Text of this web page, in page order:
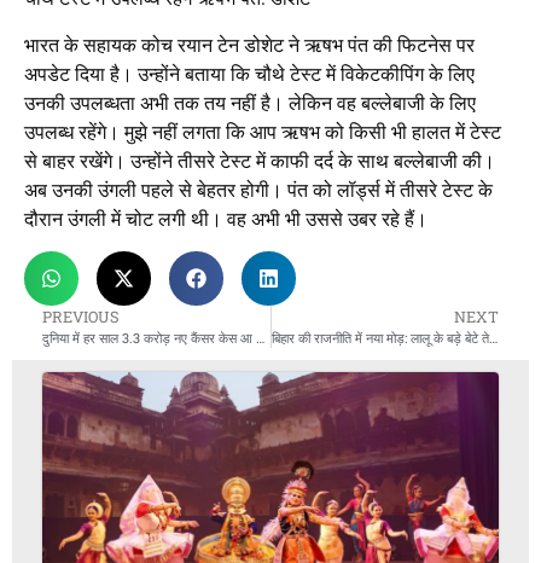
भारत के सहायक कोच रयान टेन डोशेट ने ऋषभ पंत की फिटनेस पर
अपडेट दिया है। उन्होंने बताया कि चौथे टेस्ट में विकेटकीपिंग के लिए
उनकी उपलब्धता अभी तक तय नहीं है। लेकिन वह बल्लेबाजी के लिए
उपलब्ध रहेंगे। मुझे नहीं लगता कि आप ऋषभ को किसी भी हालत में टेस्ट
से बाहर रखेंगे। उन्होंने तीसरे टेस्ट में काफी दर्द के साथ बल्लेबाजी की।
अब उनकी उंगली पहले से बेहतर होगी। पंत को लॉर्ड्स में तीसरे टेस्ट के
दौरान उंगली में चोट लगी थी। वह अभी भी उससे उबर रहे हैं।
PREVIOUS
दुनिया में हर साल 3.3 करोड़ नए कैंसर केस आ सकते हैं साल 2050 तक, मार्कर टेस्ट से समय से पहले पता लग सकता है कैंसर का पता
NEXT
बिहार की राजनीति में नया मोड़: लालू के बड़े बेटे तेज प्रताप यादव आज करेंगे नई पार्टी का ऐलान